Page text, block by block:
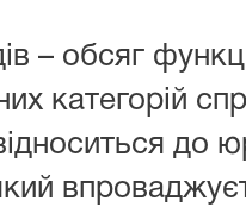
– обсяг
категорій
до